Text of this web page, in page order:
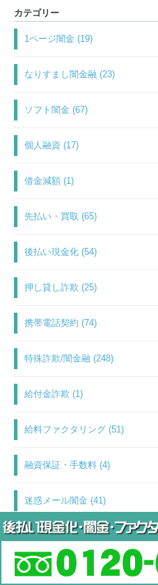
カテゴリー
1ページ闇金 (19)
なりすまし闇金融 (23)
ソフト闇金 (67)
個人融資 (17)
借金減額 (1)
先払い・買取 (65)
後払い現金化 (54)
押し貸し詐欺 (25)
携帯電話契約 (74)
特殊詐欺/闇金融 (248)
給付金詐欺 (1)
給料ファクタリング (51)
融資保証・手数料 (4)
迷惑メール闇金 (41)
退職代行 (1)
運営者表記 (1)